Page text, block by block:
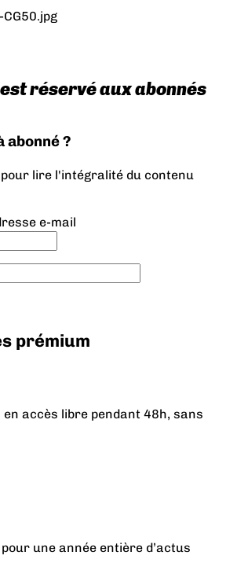
réservé aux abonnés
abonné ?
lire l'intégralité du contenu
e-mail
prémium
accès libre pendant 48h, sans
une année entière d’actus